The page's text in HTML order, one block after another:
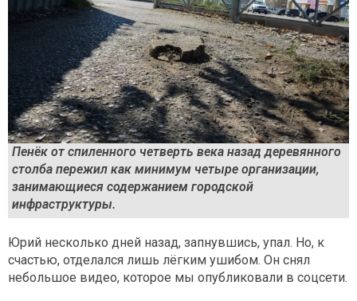
Пенёк от спиленного четверть века назад деревянного
столба пережил как минимум четыре организации,
занимающиеся содержанием городской
инфраструктуры.
Юрий несколько дней назад, запнувшись, упал. Но, к
счастью, отделался лишь лёгким ушибом. Он снял
небольшое видео, которое мы опубликовали в соцсети.